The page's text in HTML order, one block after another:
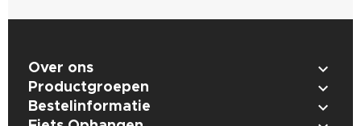
Over ons 
Productgroepen 
Bestelinformatie 